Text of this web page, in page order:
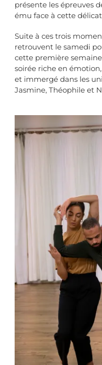
présente les épreuves
ému face à cette
Suite à ces trois
retrouvent le samedi
cette première
soirée riche en
et immergé dans les
Jasmine, Théophile et